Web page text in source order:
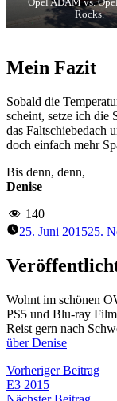
Opel ADAM vs.
Rocks.
Mein Fazit
Sobald die
scheint, setze ich die
das Faltschiebedach
doch einfach mehr
Bis denn, denn,
Denise
140
25. Juni 201525.
Wohnt im schönen
PS5 und Blu-ray
Reist gern nach
über Denise
Vorheriger Beitrag
E3 2015